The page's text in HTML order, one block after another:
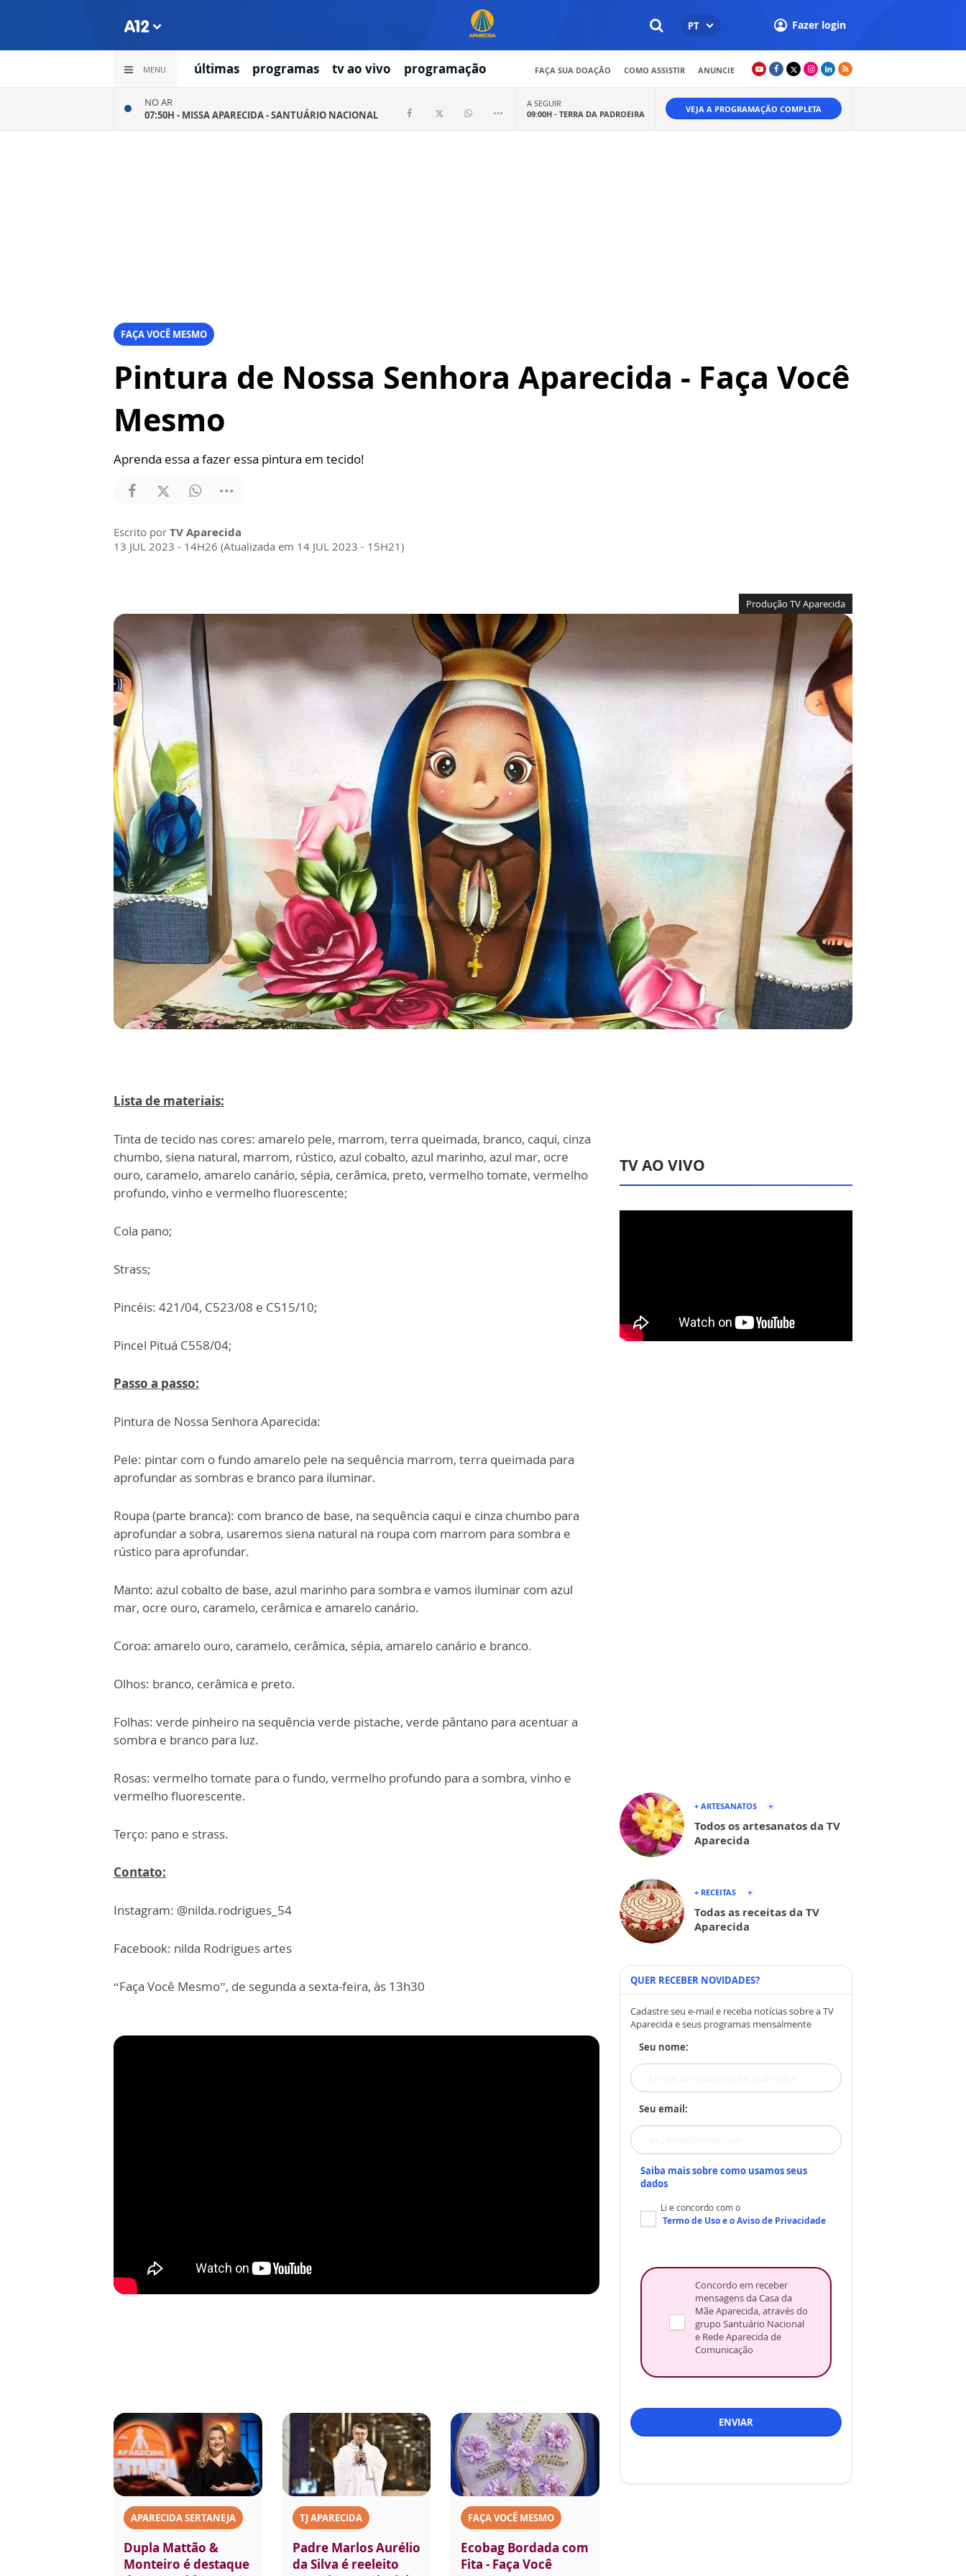
PT Fazer login
MENU últimas programas tv ao vivo programação FAÇA SUA DOAÇÃO COMO ASSISTIR ANUNCIE
NO AR
07:50H - MISSA APARECIDA - SANTUÁRIO NACIONAL
A SEGUIR
09:00H - TERRA DA PADROEIRA VEJA A PROGRAMAÇÃO COMPLETA
FAÇA VOCÊ MESMO
Pintura de Nossa Senhora Aparecida - Faça Você
Mesmo
Aprenda essa a fazer essa pintura em tecido!
Escrito por TV Aparecida
13 JUL 2023 - 14H26 (Atualizada em 14 JUL 2023 - 15H21)
Produção TV Aparecida
Lista de materiais:
Tinta de tecido nas cores: amarelo pele, marrom, terra queimada, branco, caqui, cinza
chumbo, siena natural, marrom, rústico, azul cobalto, azul marinho, azul mar, ocre
ouro, caramelo, amarelo canário, sépia, cerâmica, preto, vermelho tomate, vermelho
profundo, vinho e vermelho fluorescente;
Cola pano;
Strass;
Pincéis: 421/04, C523/08 e C515/10;
Pincel Pituá C558/04;
Passo a passo:
Pintura de Nossa Senhora Aparecida:
Pele: pintar com o fundo amarelo pele na sequência marrom, terra queimada para
aprofundar as sombras e branco para iluminar.
Roupa (parte branca): com branco de base, na sequência caqui e cinza chumbo para
aprofundar a sobra, usaremos siena natural na roupa com marrom para sombra e
rústico para aprofundar.
Manto: azul cobalto de base, azul marinho para sombra e vamos iluminar com azul
mar, ocre ouro, caramelo, cerâmica e amarelo canário.
Coroa: amarelo ouro, caramelo, cerâmica, sépia, amarelo canário e branco.
Olhos: branco, cerâmica e preto.
Folhas: verde pinheiro na sequência verde pistache, verde pântano para acentuar a
sombra e branco para luz.
Rosas: vermelho tomate para o fundo, vermelho profundo para a sombra, vinho e
vermelho fluorescente.
Terço: pano e strass.
Contato:
Instagram: @nilda.rodrigues_54
Facebook: nilda Rodrigues artes
“Faça Você Mesmo”, de segunda a sexta-feira, às 13h30
APARECIDA SERTANEJA
Dupla Mattão &
Monteiro é destaque
TJ APARECIDA
Padre Marlos Aurélio
da Silva é reeleito
FAÇA VOCÊ MESMO
Ecobag Bordada com
Fita - Faça Você
TV AO VIVO
+ ARTESANATOS
Todos os artesanatos da TV
Aparecida
+ RECEITAS
Todas as receitas da TV
Aparecida
QUER RECEBER NOVIDADES?
Cadastre seu e-mail e receba notícias sobre a TV
Aparecida e seus programas mensalmente
Seu nome:
Seu email:
Saiba mais sobre como usamos seus
dados
Li e concordo com o
Termo de Usoe oAviso de Privacidade
Concordo em receber
mensagens da Casa da
Mãe Aparecida, através do
grupo Santuário Nacional
e Rede Aparecida de
Comunicação
ENVIAR